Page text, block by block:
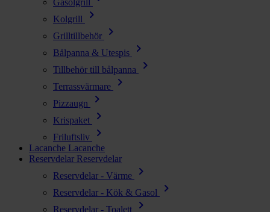
Gasolgrill
Kolgrill chevron_right
Grilltillbehör chevron_right
Bålpanna & Utespis chevron_right
Tillbehör till bålpanna chevron_right
Terrassvärmare chevron_right
Pizzaugn chevron_right
Krispaket chevron_right
Friluftsliv chevron_right
Lacanche Lacanche
Reservdelar Reservdelar
Reservdelar - Värme
chevron_right
Reservdelar - Kök & Gasol chevron_right
Reservdelar - Toalett chevron_right